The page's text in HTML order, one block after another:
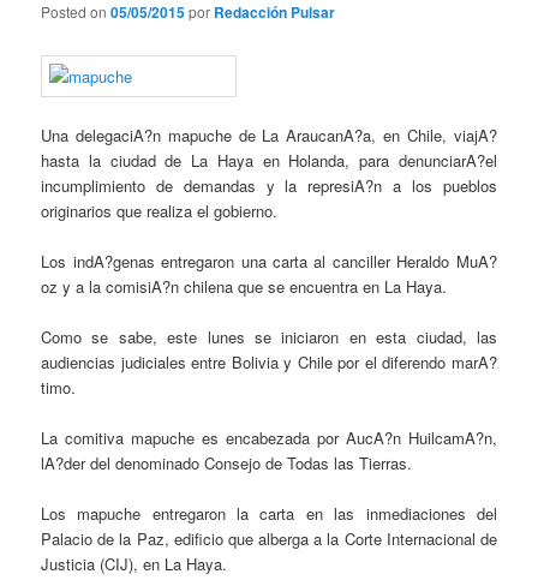
Posted on05/05/2015por Redacción Pulsar
Una delegaciA?n mapuche de La AraucanA?a, en Chile, viajA?
hasta la ciudad de La Haya en Holanda, para denunciarA?el
incumplimiento de demandas y la represiA?n a los pueblos
originarios que realiza el gobierno.
Los indA?genas entregaron una carta al canciller Heraldo MuA?
oz y a la comisiA?n chilena que se encuentra en La Haya.
Como se sabe, este lunes se iniciaron en esta ciudad, las
audiencias judiciales entre Bolivia y Chile por el diferendo marA?
timo.
La comitiva mapuche es encabezada por AucA?n HuilcamA?n,
lA?der del denominado Consejo de Todas las Tierras.
Los mapuche entregaron la carta en las inmediaciones del
Palacio de la Paz, edificio que alberga a la Corte Internacional de
Justicia (CIJ), en La Haya.